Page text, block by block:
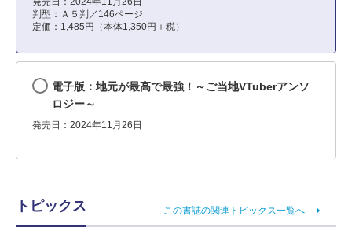
判型：Ａ５判／146ページ
定価：1,485円（本体1,350円＋税）
電子版：地元が最高で最強！～ご当地VTuberアンソ
ロジー～
発売日：2024年11月26日
トピックス この書誌の関連トピックス一覧へ